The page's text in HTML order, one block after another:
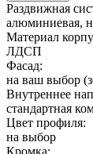
Раздвижная
алюминиевая,
Материал
ЛДСП
Фасад:
на ваш выбор
Внутреннее
стандартная
Цвет профиля:
на выбор
Кромка: